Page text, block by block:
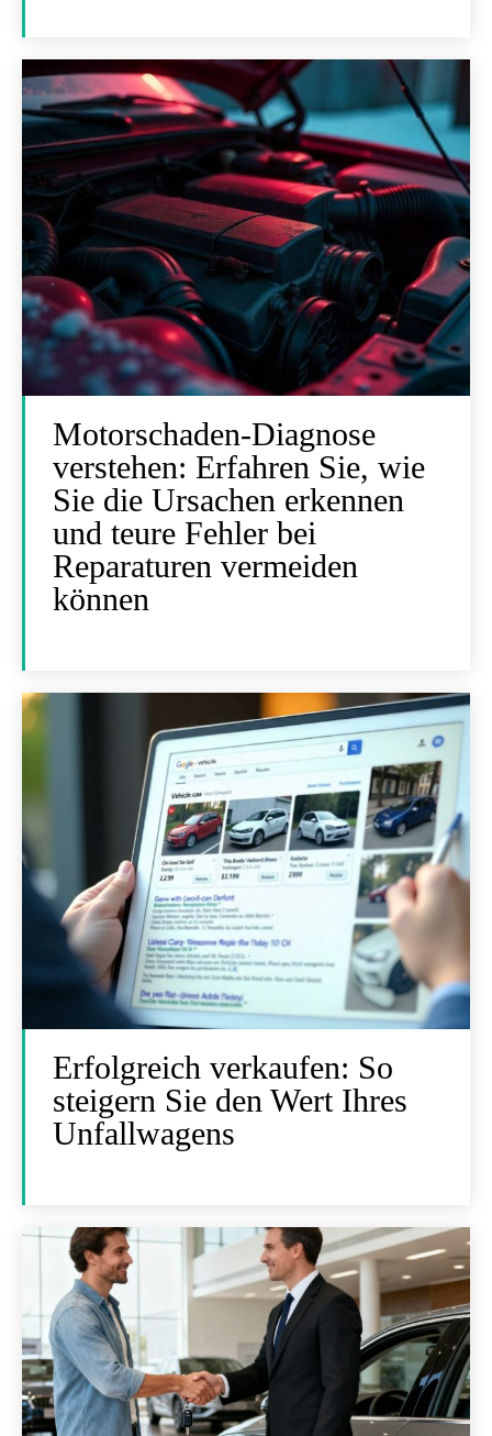
Motorschaden-Diagnose
verstehen: Erfahren Sie, wie
Sie die Ursachen erkennen
und teure Fehler bei
Reparaturen vermeiden
können
Erfolgreich verkaufen: So
steigern Sie den Wert Ihres
Unfallwagens